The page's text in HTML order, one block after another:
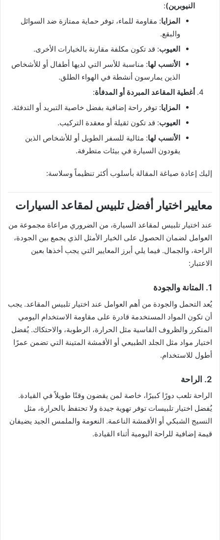
النيوبرين):
المزايا: مقاومة للماء، توفر حماية ممتازة ضد السوائل
والبقع.
العيوب: قد تكون مكلفة مقارنة بالخيارات الأخرى.
الأنسب لها: مناسبة للأسر التي لديها أطفال أو للأشخاص
الذين يمارسون أنشطة في الهواء الطلق.
أغطية المقاعد المبردة أو المدفأة:
المزايا: توفر راحة إضافية بفضل خاصية التبريد أو التدفئة.
العيوب: قد تكون ثقيلة أو معقدة التركيب.
الأنسب لها: مثالية للسفر الطويل أو للأشخاص الذين
يقودون السيارة في بيئات متطرفة.
إليك إعادة صياغة المقالة بأسلوب أكثر تنظيماً وسلاسة:
معايير اختيار أفضل تلبيس لمقاعد السيارات
عند اختيار تلبيس لمقاعد السيارة، من الضروري مراعاة مجموعة من
العوامل لضمان الحصول على الخيار الأمثل الذي يجمع بين الجودة،
الراحة، والجمال. فيما يلي أبرز المعايير التي يجب أخذها بعين
الاعتبار:
1. المتانة والجودة
يُعد التحمل والجودة من أهم العوامل عند اختيار تلبيس المقاعد. يجب
أن تكون المواد المستخدمة قادرة على مقاومة الاستخدام اليومي
المتكرر والظروف القاسية مثل الحرارة، الرطوبة، والاحتكاك. يُفضل
اختيار مواد مثل الجلد الطبيعي أو الأقمشة المتينة التي تضمن عمرًا
أطول للاستخدام.
2. الراحة
الراحة تلعب دورًا كبيرًا، خاصة لمن يقضون وقتًا طويلاً في القيادة.
يُفضل اختيار تلبيسات توفر تهوية جيدة ولا تحتفظ بالحرارة، مثل
النسيج الشبكي أو الأقمشة الناعمة. النعومة والملمس الجيد يضيفان
قيمة إضافية للراحة اليومية أثناء القيادة.